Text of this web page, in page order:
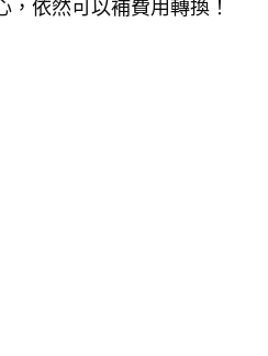
依然可以補費用轉換！